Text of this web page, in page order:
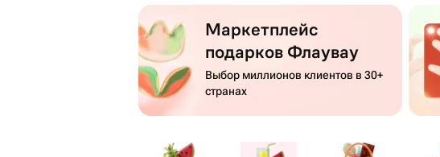
Маркетплейс
подарков Флаувау
Выбор миллионов клиентов в 30+
странах